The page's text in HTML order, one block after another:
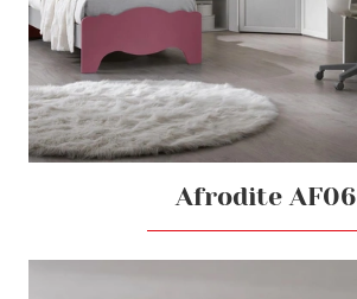
Afrodite AF06